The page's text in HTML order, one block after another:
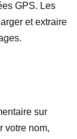
GPS. Les
et extraire
sur
votre nom,